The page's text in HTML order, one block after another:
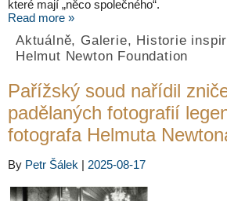
které mají „něco společného“.
Read more »
Aktuálně, Galerie, Historie
Helmut Newton Foundation
Pařížský soud nařídil
padělaných fotografií
fotografa Helmuta
By Petr Šálek | 2025-08-17